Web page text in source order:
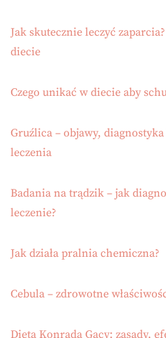
Jak skutecznie leczyć
diecie
Czego unikać w diecie aby
Gruźlica – objawy,
leczenia
Badania na trądzik – jak
leczenie?
Jak działa pralnia chemiczna?
Cebula – zdrowotne
Dieta Konrada Gacy: zasady,